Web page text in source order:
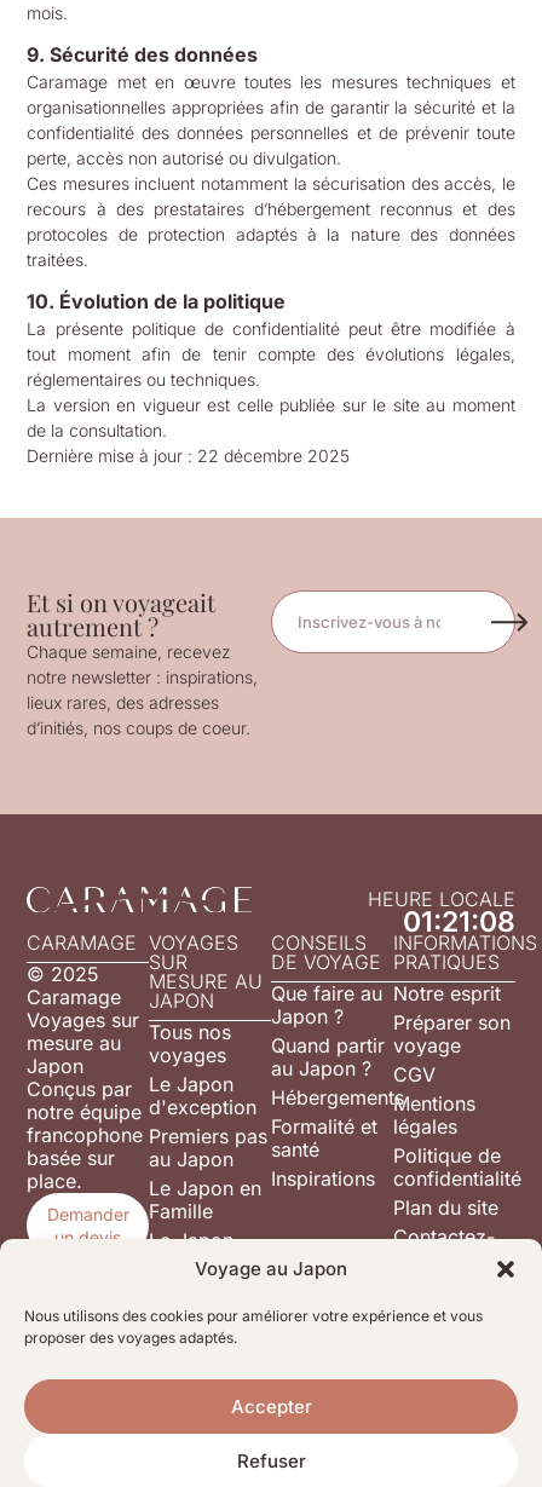
Voyage au Japon
Nous utilisons des cookies pour améliorer votre expérience et vous
proposer des voyages adaptés.
Accepter
Refuser
mois.
9. Sécurité des données
Caramage met en œuvre toutes les mesures techniques et
organisationnelles appropriées afin de garantir la sécurité et la
confidentialité des données personnelles et de prévenir toute
perte, accès non autorisé ou divulgation.
Ces mesures incluent notamment la sécurisation des accès, le
recours à des prestataires d’hébergement reconnus et des
protocoles de protection adaptés à la nature des données
traitées.
10. Évolution de la politique
La présente politique de confidentialité peut être modifiée à
tout moment afin de tenir compte des évolutions légales,
réglementaires ou techniques.
La version en vigueur est celle publiée sur le site au moment
de la consultation.
Dernière mise à jour : 22 décembre 2025
Et si on voyageait
autrement ?
Chaque semaine, recevez
notre newsletter : inspirations,
lieux rares, des adresses
d’initiés, nos coups de coeur.
HEURE LOCALE
01:21:08
CARAMAGE
© 2025
Caramage
Voyages sur
mesure au
Japon
Conçus par
notre équipe
francophone
basée sur
place.
Demander
un devis
VOYAGES
SUR
MESURE AU
JAPON
Tous nos
voyages
Le Japon
d'exception
Premiers pas
au Japon
Le Japon en
Famille
Le Japon
sous les
cerisiers
Le Japon au
naturel
CONSEILS
DE VOYAGE
Que faire au
Japon ?
Quand partir
au Japon ?
Hébergements
Formalité et
santé
Inspirations
INFORMATIONS
PRATIQUES
Notre esprit
Préparer son
voyage
CGV
Mentions
légales
Politique de
confidentialité
Plan du site
Contactez-